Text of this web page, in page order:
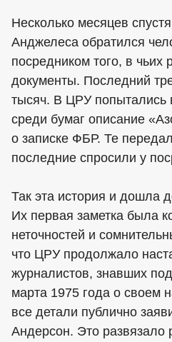
Несколько месяцев
Анджелеса обратился
посредником того, в чьих
документы. Последний
тысяч. В ЦРУ попытались
среди бумаг описание
о записке ФБР. Те
последние спросили у
Так эта история и дошла
Их первая заметка была
неточностей и
что ЦРУ продолжало
журналистов, знавших
марта 1975 года о своем
все детали публично
Андерсон. Это развязало